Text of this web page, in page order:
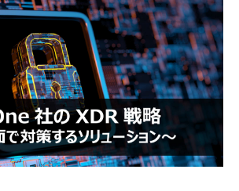
ブログ
イベント / セミナー